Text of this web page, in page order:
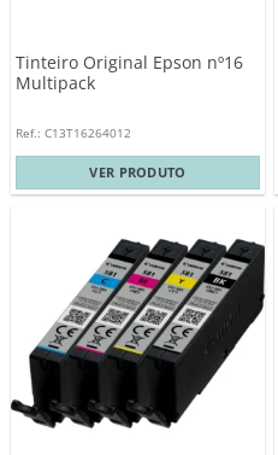
Tinteiro Original Epson nº16
Multipack
Ref.: C13T16264012
VER PRODUTO